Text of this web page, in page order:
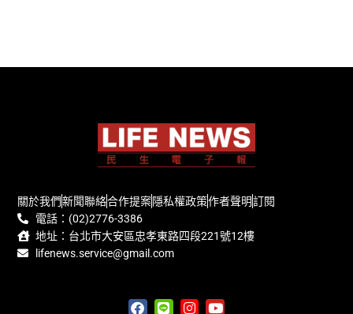
關於我們新聞聯絡合作提案隱私權政策作者聲明訂閱
電話：(02)2776-3386
地址：台北市大安區忠孝東路四段221號12樓
lifenews.service@gmail.com